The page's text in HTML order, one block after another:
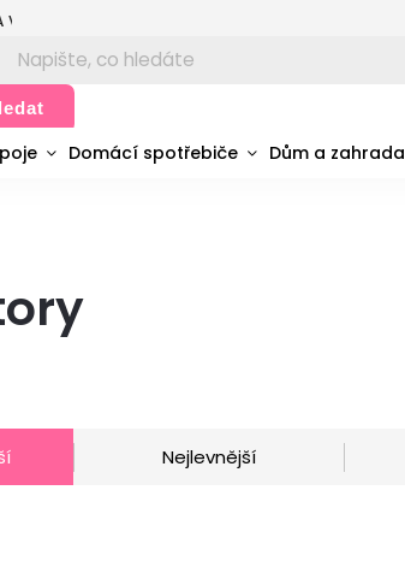
Domácí spotřebiče Dům a zahrada
Nejlevnější